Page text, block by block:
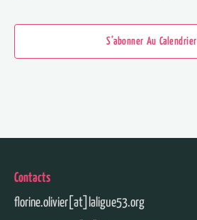
S’abonner Au Calendrier
Contacts
florine.olivier[at]laligue53.org